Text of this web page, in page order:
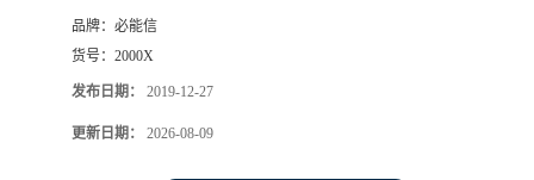
品牌： 必能信
货号： 2000X
发布日期： 2019-12-27
更新日期： 2026-08-09